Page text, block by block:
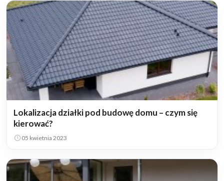
Lokalizacja działki pod budowę domu – czym się
kierować?
05 kwietnia 2023